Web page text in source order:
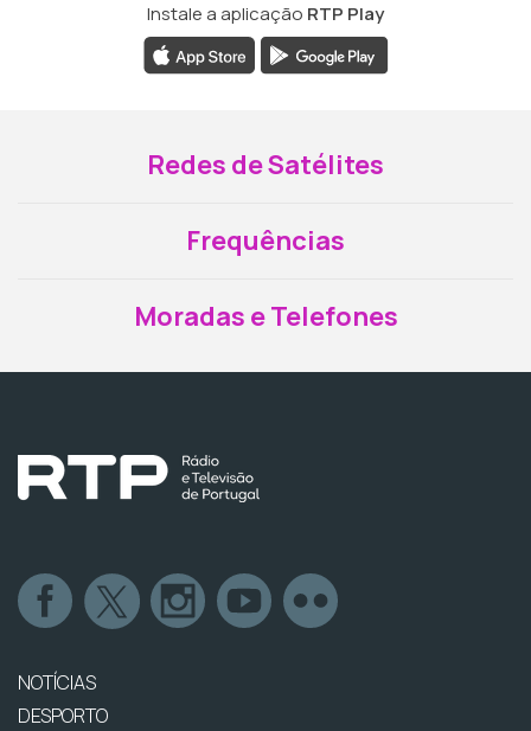
Instale a aplicação RTP Play
Redes de Satélites
Frequências
Moradas e Telefones
NOTÍCIAS
DESPORTO